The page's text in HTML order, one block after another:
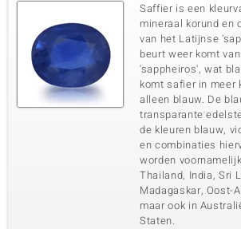
Saffier is een
mineraal korund en
van het Latijnse
beurt weer komt
'sappheiros', wat
komt safier in meer
alleen blauw. De
transparante
de kleuren blauw,
en combinaties
worden
Thailand, India, Sri
Madagaskar, Oost-
maar ook in
Staten.